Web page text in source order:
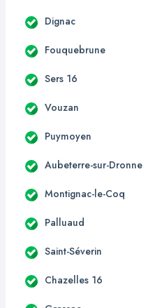
Dignac
Fouquebrune
Sers 16
Vouzan
Puymoyen
Aubeterre-sur-Dronne
Montignac-le-Coq
Palluaud
Saint-Séverin
Chazelles 16